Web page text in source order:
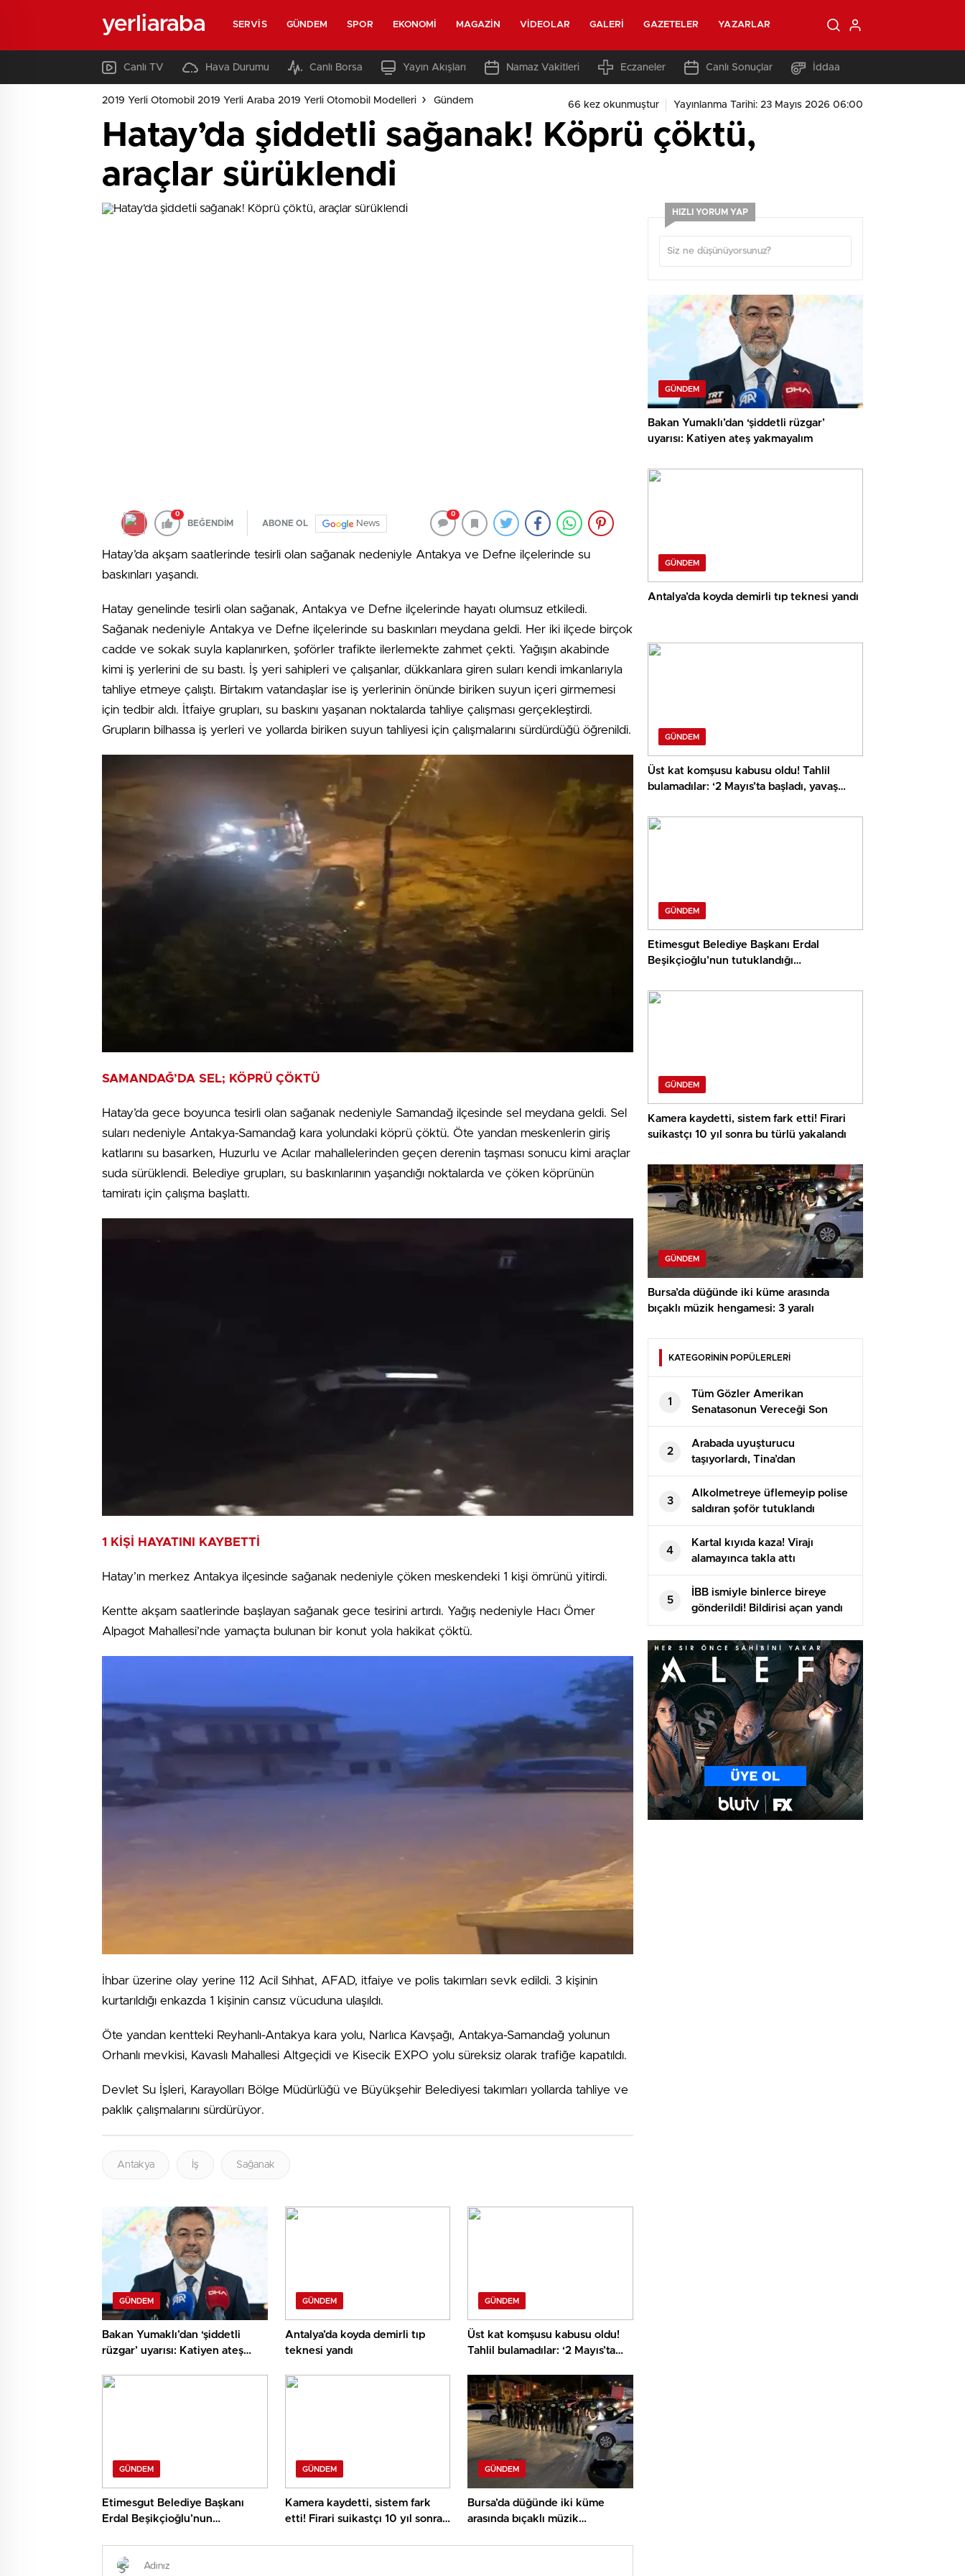
yerliaraba SERVIS GÜNDEM SPOR EKONOMI MAGAZIN VIDEOLAR GALERI GAZETELER YAZARLAR
Canlı TV Hava Durumu Canlı Borsa Yayın Akışları Namaz Vakitleri Eczaneler Canlı Sonuçlar İddaa
2019 Yerli Otomobil 2019 Yerli Araba 2019 Yerli Otomobil Modelleri Gündem 66 kez okunmuştur Yayınlanma Tarihi: 23 Mayıs 2026 06:00
Hatay’da şiddetli sağanak! Köprü çöktü,
araçlar sürüklendi
0
BEĞENDİM ABONE OL News
0
Hatay’da akşam saatlerinde tesirli olan sağanak nedeniyle Antakya ve Defne ilçelerinde su
baskınları yaşandı.
Hatay genelinde tesirli olan sağanak, Antakya ve Defne ilçelerinde hayatı olumsuz etkiledi.
Sağanak nedeniyle Antakya ve Defne ilçelerinde su baskınları meydana geldi. Her iki ilçede birçok
cadde ve sokak suyla kaplanırken, şoförler trafikte ilerlemekte zahmet çekti. Yağışın akabinde
kimi iş yerlerini de su bastı. İş yeri sahipleri ve çalışanlar, dükkanlara giren suları kendi imkanlarıyla
tahliye etmeye çalıştı. Birtakım vatandaşlar ise iş yerlerinin önünde biriken suyun içeri girmemesi
için tedbir aldı. İtfaiye grupları, su baskını yaşanan noktalarda tahliye çalışması gerçekleştirdi.
Grupların bilhassa iş yerleri ve yollarda biriken suyun tahliyesi için çalışmalarını sürdürdüğü öğrenildi.
SAMANDAĞ’DA SEL; KÖPRÜ ÇÖKTÜ
Hatay’da gece boyunca tesirli olan sağanak nedeniyle Samandağ ilçesinde sel meydana geldi. Sel
suları nedeniyle Antakya-Samandağ kara yolundaki köprü çöktü. Öte yandan meskenlerin giriş
katlarını su basarken, Huzurlu ve Acılar mahallelerinden geçen derenin taşması sonucu kimi araçlar
suda sürüklendi. Belediye grupları, su baskınlarının yaşandığı noktalarda ve çöken köprünün
tamiratı için çalışma başlattı.
1 KİŞİ HAYATINI KAYBETTİ
Hatay’ın merkez Antakya ilçesinde sağanak nedeniyle çöken meskendeki 1 kişi ömrünü yitirdi.
Kentte akşam saatlerinde başlayan sağanak gece tesirini artırdı. Yağış nedeniyle Hacı Ömer
Alpagot Mahallesi’nde yamaçta bulunan bir konut yola hakikat çöktü.
İhbar üzerine olay yerine 112 Acil Sıhhat, AFAD, itfaiye ve polis takımları sevk edildi. 3 kişinin
kurtarıldığı enkazda 1 kişinin cansız vücuduna ulaşıldı.
Öte yandan kentteki Reyhanlı-Antakya kara yolu, Narlıca Kavşağı, Antakya-Samandağ yolunun
Orhanlı mevkisi, Kavaslı Mahallesi Altgeçidi ve Kisecik EXPO yolu süreksiz olarak trafiğe kapatıldı.
Devlet Su İşleri, Karayolları Bölge Müdürlüğü ve Büyükşehir Belediyesi takımları yollarda tahliye ve
paklık çalışmalarını sürdürüyor.
Antakya İş Sağanak
GÜNDEM
Bakan Yumaklı’dan ‘şiddetli
rüzgar’ uyarısı: Katiyen ateş
GÜNDEM
Antalya’da koyda demirli tıp
teknesi yandı
GÜNDEM
Üst kat komşusu kabusu oldu!
Tahlil bulamadılar: ‘2 Mayıs’ta
GÜNDEM
Etimesgut Belediye Başkanı
Erdal Beşikçioğlu’nun
GÜNDEM
Kamera kaydetti, sistem fark
etti! Firari suikastçı 10 yıl sonra
GÜNDEM
Bursa’da düğünde iki küme
arasında bıçaklı müzik
HIZLI YORUM YAP
GÜNDEM
Bakan Yumaklı’dan ‘şiddetli rüzgar’
uyarısı: Katiyen ateş yakmayalım
GÜNDEM
Antalya’da koyda demirli tıp teknesi yandı
GÜNDEM
Üst kat komşusu kabusu oldu! Tahlil
bulamadılar: ‘2 Mayıs’ta başladı, yavaş
GÜNDEM
Etimesgut Belediye Başkanı Erdal
Beşikçioğlu’nun tutuklandığı
GÜNDEM
Kamera kaydetti, sistem fark etti! Firari
suikastçı 10 yıl sonra bu türlü yakalandı
GÜNDEM
Bursa’da düğünde iki küme arasında
bıçaklı müzik hengamesi: 3 yaralı
KATEGORİNİN POPÜLERLERİ
1
Tüm Gözler Amerikan
Senatasonun Vereceği Son
Kararda
2
Arabada uyuşturucu
taşıyorlardı, Tina’dan
kaçamadılar
3
Alkolmetreye üflemeyip polise
saldıran şoför tutuklandı
4
Kartal kıyıda kaza! Virajı
alamayınca takla attı
5
İBB ismiyle binlerce bireye
gönderildi! Bildirisi açan yandı